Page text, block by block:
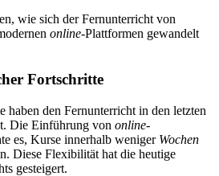
wie sich der Fernunterricht von
online-Plattformen gewandelt
Fortschritte
haben den Fernunterricht in den letzten
Die Einführung von online-
es, Kurse innerhalb weniger Wochen
Diese Flexibilität hat die heutige
gesteigert.